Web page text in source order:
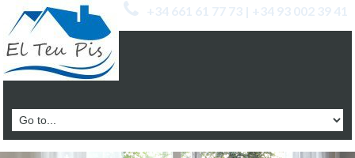
+34 661 61 77 73 | +34 93 002 39 41